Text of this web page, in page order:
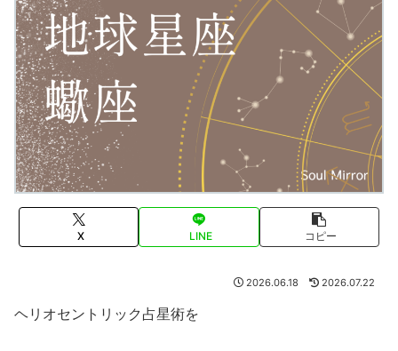
X LINE コピー
2026.06.18 2026.07.22
ヘリオセントリック占星術を